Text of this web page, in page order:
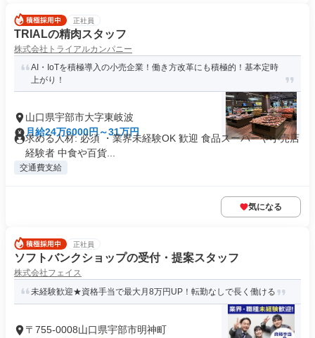
正社員
TRIALの精肉スタッフ
株式会社トライアルカンパニー
AI・IoTを積極導入の小売企業！働き方改革にも積極的！基本定時
上がり！
山口県宇部市大字東岐波
月給24万6000円～31万円
求める人材: 必須 ・業界未経験OK 歓迎 食品スーパーや小売店
経験者 中食や百貨...
交通費支給
気になる
正社員
ソフトバンクショップの受付・提案スタッフ
株式会社フェイス
未経験歓迎★資格手当で最大月8万円UP！転勤なしで長く働ける
〒755-0008山口県宇部市明神町